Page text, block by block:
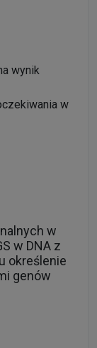
wynik
w
w
w DNA z
określenie
genów